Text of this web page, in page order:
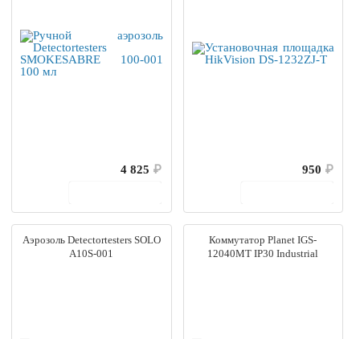
4 825 ₽
950 ₽
Аэрозоль Detectortesters SOLO
A10S-001
Коммутатор Planet IGS-
12040MT IP30 Industrial